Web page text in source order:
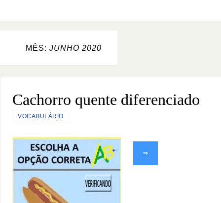
MÊS: JUNHO 2020
Cachorro quente diferenciado
VOCABULÁRIO
⇒